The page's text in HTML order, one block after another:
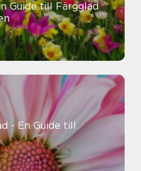
Guide till Färgglad
- En Guide till